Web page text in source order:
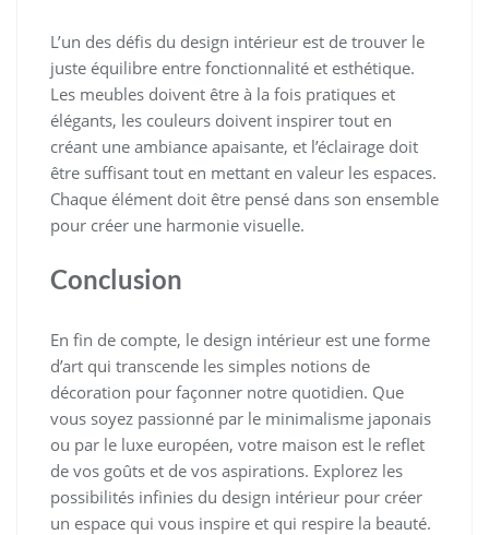
L’un des défis du design intérieur est de trouver le
juste équilibre entre fonctionnalité et esthétique.
Les meubles doivent être à la fois pratiques et
élégants, les couleurs doivent inspirer tout en
créant une ambiance apaisante, et l’éclairage doit
être suffisant tout en mettant en valeur les espaces.
Chaque élément doit être pensé dans son ensemble
pour créer une harmonie visuelle.
Conclusion
En fin de compte, le design intérieur est une forme
d’art qui transcende les simples notions de
décoration pour façonner notre quotidien. Que
vous soyez passionné par le minimalisme japonais
ou par le luxe européen, votre maison est le reflet
de vos goûts et de vos aspirations. Explorez les
possibilités infinies du design intérieur pour créer
un espace qui vous inspire et qui respire la beauté.